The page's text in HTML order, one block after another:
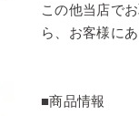
この他当店で
ら、お客様に
■商品情報